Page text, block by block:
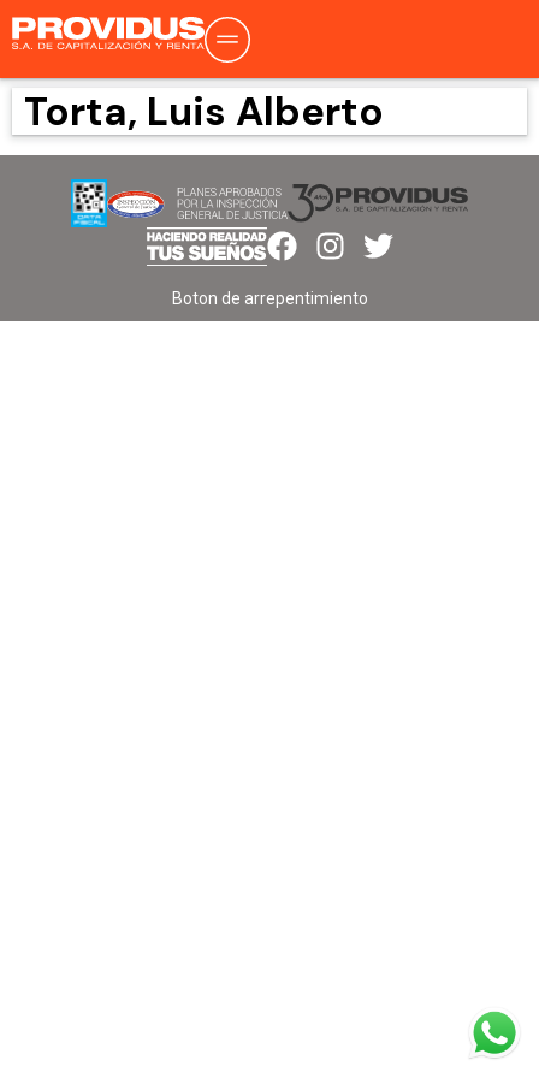
Torta, Luis Alberto
Boton de arrepentimiento